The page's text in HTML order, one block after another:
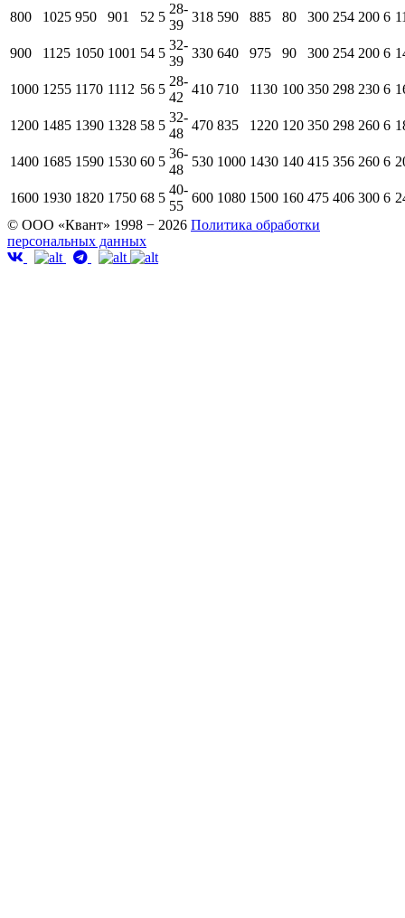
800 1025 950 901 52 5
28-
39
318 590 885 80 300 254 200 6
900 1125 1050 1001 54 5
32-
39
330 640 975 90 300 254 200 6
1000 1255 1170 1112 56 5
28-
42
410 710 1130 100 350 298 230 6
1200 1485 1390 1328 58 5
32-
48
470 835 1220 120 350 298 260 6
1400 1685 1590 1530 60 5
36-
48
530 1000 1430 140 415 356 260 6
1600 1930 1820 1750 68 5
40-
55
600 1080 1500 160 475 406 300 6
© ООО «Квант» 1998 − 2026 Политика обработки
персональных данных